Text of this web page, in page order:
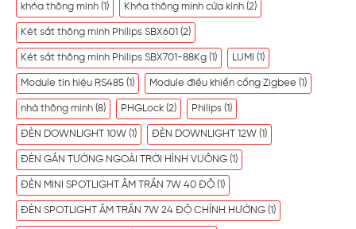
khóa thông minh (1) Khóa thông minh cửa kính (2)
Két sắt thông minh Philips SBX601 (2)
Két sắt thông minh Philips SBX701-88Kg (1) LUMI (1)
Module tín hiệu RS485 (1) Module điều khiển cổng Zigbee (1)
nhà thông minh (8) PHGLock (2) Philips (1)
ĐÈN DOWNLIGHT 10W (1) ĐÈN DOWNLIGHT 12W (1)
ĐÈN GẮN TƯỜNG NGOÀI TRỜI HÌNH VUÔNG (1)
ĐÈN MINI SPOTLIGHT ÂM TRẦN 7W 40 ĐỘ (1)
ĐÈN SPOTLIGHT ÂM TRẦN 7W 24 ĐỘ CHỈNH HƯỚNG (1)